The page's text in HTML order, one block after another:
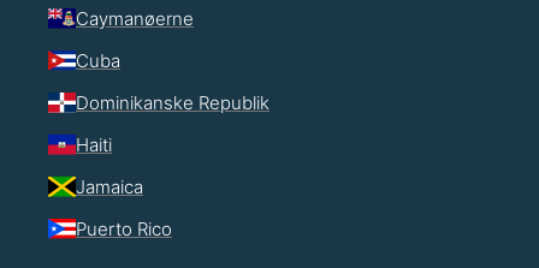
Caymanøerne
Cuba
Dominikanske Republik
Haiti
Jamaica
Puerto Rico